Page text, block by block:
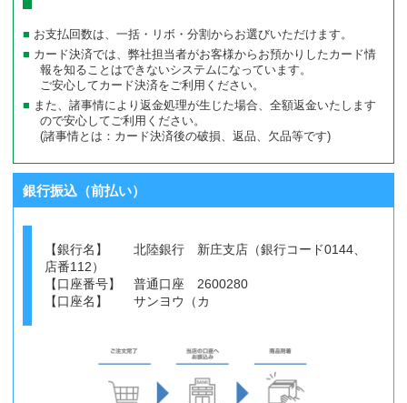
お支払回数は、一括・リボ・分割からお選びいただけます。
カード決済では、弊社担当者がお客様からお預かりしたカード情
報を知ることはできないシステムになっています。
ご安心してカード決済をご利用ください。
また、諸事情により返金処理が生じた場合、全額返金いたします
ので安心してご利用ください。
(諸事情とは：カード決済後の破損、返品、欠品等です)
銀行振込（前払い）
【銀行名】 北陸銀行 新庄支店（銀行コード0144、
店番112）
【口座番号】 普通口座 2600280
【口座名】 サンヨウ（カ